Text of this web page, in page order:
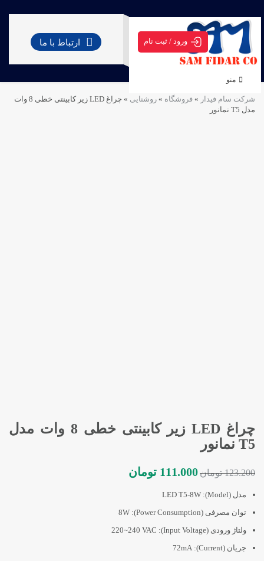
منو
ورود / ثبت نام ارتباط با ما
شرکت سام فیدار» فروشگاه»روشنایی»
چراغ LED زیر کابینتی خطی 8 وات
مدل T5 نمانور
چراغ LED زیر کابینتی خطی 8 وات مدل
T5 نمانور
123.200 تومان
قیمت
اصلی
بود.
111.000 تومان قیمت
فعلی
مدل (Model): LED T5-8W
توان مصرفی (Power Consumption): 8W
ولتاژ ورودی (Input Voltage): 220~240 VAC
جریان (Current): 72mA